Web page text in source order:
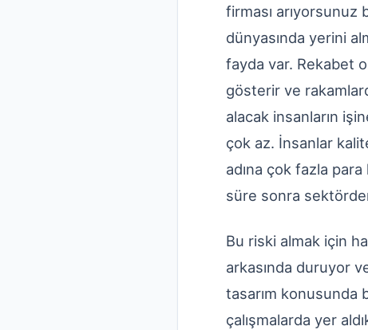
firması arıyorsunuz
dünyasında yerini
fayda var. Rekabet
gösterir ve
alacak insanların
çok az. İnsanlar
adına çok fazla
süre sonra
Bu riski almak için
arkasında duruyor
tasarım konusunda
çalışmalarda yer